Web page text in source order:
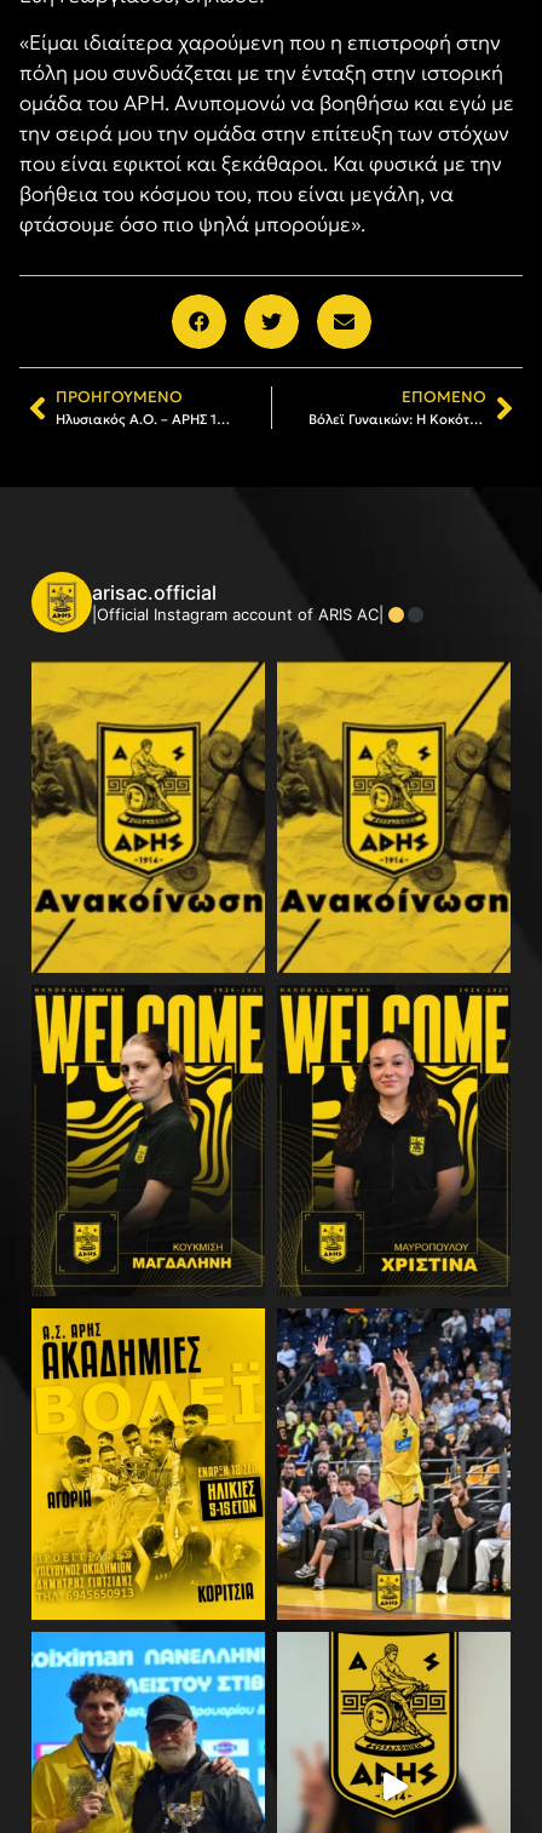
«Είμαι ιδιαίτερα χαρούμενη που η επιστροφή στην
πόλη μου συνδυάζεται με την ένταξη στην ιστορική
ομάδα του ΑΡΗ. Ανυπομονώ να βοηθήσω και εγώ με
την σειρά μου την ομάδα στην επίτευξη των στόχων
που είναι εφικτοί και ξεκάθαροι. Και φυσικά με την
βοήθεια του κόσμου του, που είναι μεγάλη, να
φτάσουμε όσο πιο ψηλά μπορούμε».
ΠΡΟΗΓΟΎΜΕΝΟ
Ηλυσιακός Α.Ο. – ΑΡΗΣ 1-3: Κομβική νίκη, πρώτο διπλό!
ΕΠΌΜΕΝΟ
Βόλεϊ Γυναικών: Η Κοκότη στην καλύτερη επτάδα της 10ης αγωνιστικής
arisac.official
|Official Instagram account of ARIS AC|